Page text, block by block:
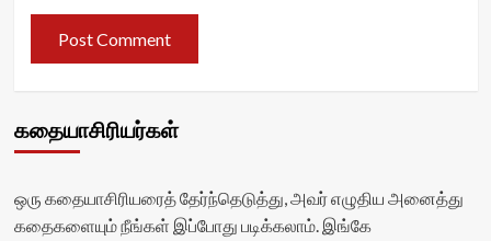
கதையாசிரியர்கள்
ஒரு கதையாசிரியரைத் தேர்ந்தெடுத்து, அவர் எழுதிய அனைத்து
கதைகளையும் நீங்கள் இப்போது படிக்கலாம். இங்கே